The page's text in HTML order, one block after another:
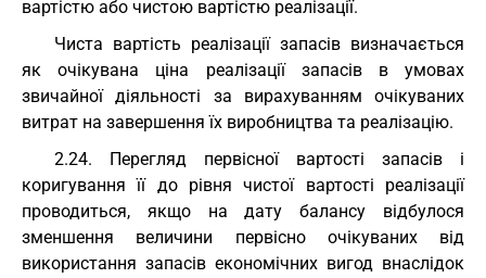
вартістю або чистою вартістю реалізації.
Чиста вартість реалізації запасів визначається
як очікувана ціна реалізації запасів в умовах
звичайної діяльності за вирахуванням очікуваних
витрат на завершення їх виробництва та реалізацію.
2.24. Перегляд первісної вартості запасів і
коригування її до рівня чистої вартості реалізації
проводиться, якщо на дату балансу відбулося
зменшення величини первісно очікуваних від
використання запасів економічних вигод внаслідок